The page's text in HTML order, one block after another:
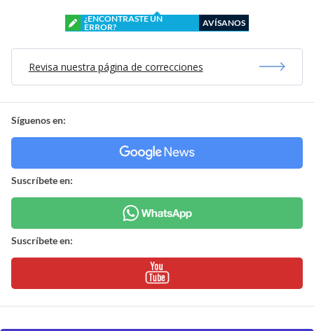
¿ENCONTRASTE UN
ERROR?
AVÍSANOS
Revisa nuestra página de correcciones
Síguenos en:
Suscríbete en:
Suscríbete en: